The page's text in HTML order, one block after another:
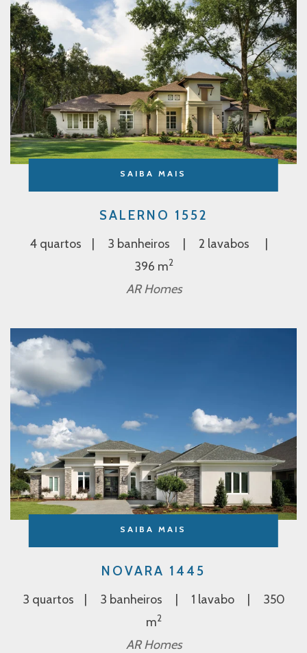
SAIBA MAIS
NOVARA 1445
3 quartos 3 banheiros 1 lavabo
350
m2
AR Homes
SAIBA MAIS
SALERNO 1552
4 quartos 3 banheiros
2 lavabos
396 m2
AR Homes